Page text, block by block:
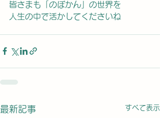
皆さまも「のぼかん」の世界を
人生の中で活かしてくださいね
最新記事 すべて表示